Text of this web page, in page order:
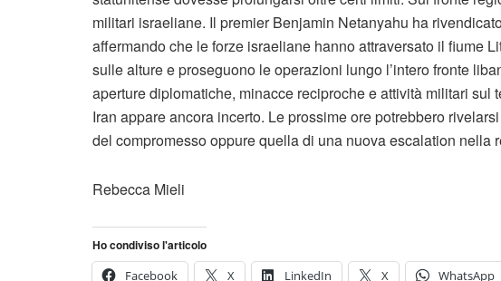
militari israeliane. Il premier Benjamin Netanyahu ha
affermando che le forze israeliane hanno attraversato il fiume
sulle alture e proseguono le operazioni lungo l’intero fronte
aperture diplomatiche, minacce reciproche e attività militari sul
Iran appare ancora incerto. Le prossime ore potrebbero
del compromesso oppure quella di una nuova escalation nella
Rebecca Mieli
Ho condiviso l'articolo
Facebook
X LinkedIn X WhatsApp